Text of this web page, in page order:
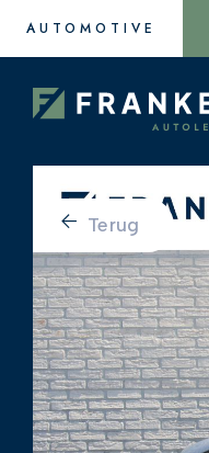
AUTOMOTIVE
Terug